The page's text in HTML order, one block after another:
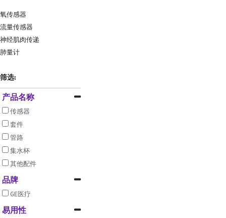
氧传感器
流量传感器
神经肌肉传递
肺量计
筛选:
产品名称
传感器
套件
管路
集水杯
其他配件
品牌
GE医疗
易用性